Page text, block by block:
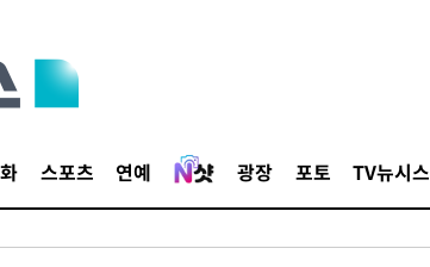
스포츠 연예 광장 포토 TV뉴시스